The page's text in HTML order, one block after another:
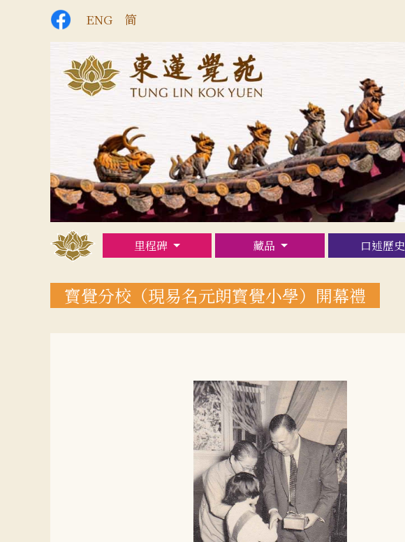
ENG 简
里程碑 藏品 口述歷史
寳覺分校（現易名元朗寳覺小學）開幕禮